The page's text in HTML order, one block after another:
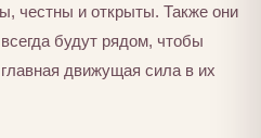
честны и открыты. Также они
будут рядом, чтобы
движущая сила в их